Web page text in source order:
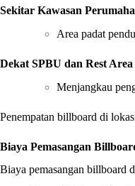
Sekitar Kawasan
Area padat
Dekat SPBU dan Rest Area
Menjangkau
Penempatan billboard di
Biaya Pemasangan
Biaya pemasangan billboard